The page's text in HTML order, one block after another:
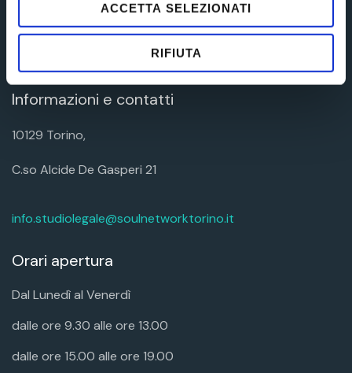
ACCETTA SELEZIONATI
RIFIUTA
News
Informazioni e contatti
10129 Torino,
C.so Alcide De Gasperi 21
info.studiolegale@soulnetworktorino.it
Orari apertura
Dal Lunedì al Venerdì
dalle ore 9.30 alle ore 13.00
dalle ore 15.00 alle ore 19.00